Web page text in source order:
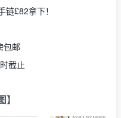
链£82拿下！
包邮
截止
】